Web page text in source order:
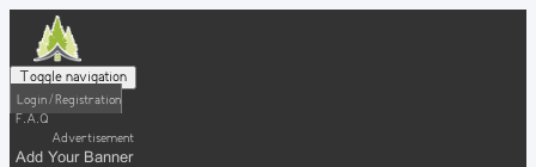
Toggle navigation
Login / Registration
F.A.Q
Advertisement
Add Your Banner